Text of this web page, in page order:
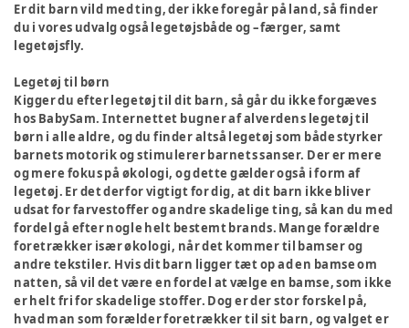
Er dit barn vild med ting, der ikke foregår på land, så finder
du i vores udvalg også legetøjsbåde og –færger, samt
legetøjsfly.
Legetøj til børn
Kigger du efter legetøj til dit barn, så går du ikke forgæves
hos BabySam. Internettet bugner af alverdens legetøj til
børn i alle aldre, og du finder altså legetøj som både styrker
barnets motorik og stimulerer barnets sanser. Der er mere
og mere fokus på økologi, og dette gælder også i form af
legetøj. Er det derfor vigtigt for dig, at dit barn ikke bliver
udsat for farvestoffer og andre skadelige ting, så kan du med
fordel gå efter nogle helt bestemt brands. Mange forældre
foretrækker især økologi, når det kommer til bamser og
andre tekstiler. Hvis dit barn ligger tæt op ad en bamse om
natten, så vil det være en fordel at vælge en bamse, som ikke
er helt fri for skadelige stoffer. Dog er der stor forskel på,
hvad man som forælder foretrækker til sit barn, og valget er